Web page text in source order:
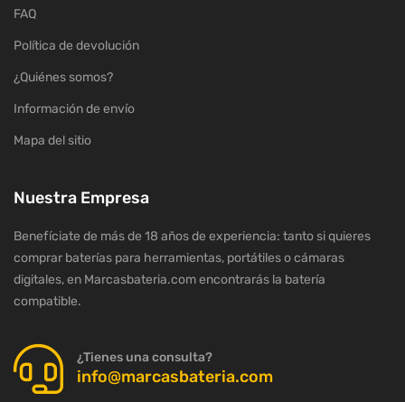
FAQ
Política de devolución
¿Quiénes somos?
Información de envío
Mapa del sitio
Nuestra Empresa
Benefíciate de más de 18 años de experiencia: tanto si quieres
comprar baterías para herramientas, portátiles o cámaras
digitales, en Marcasbateria.com encontrarás la batería
compatible.
¿Tienes una consulta?
info@marcasbateria.com